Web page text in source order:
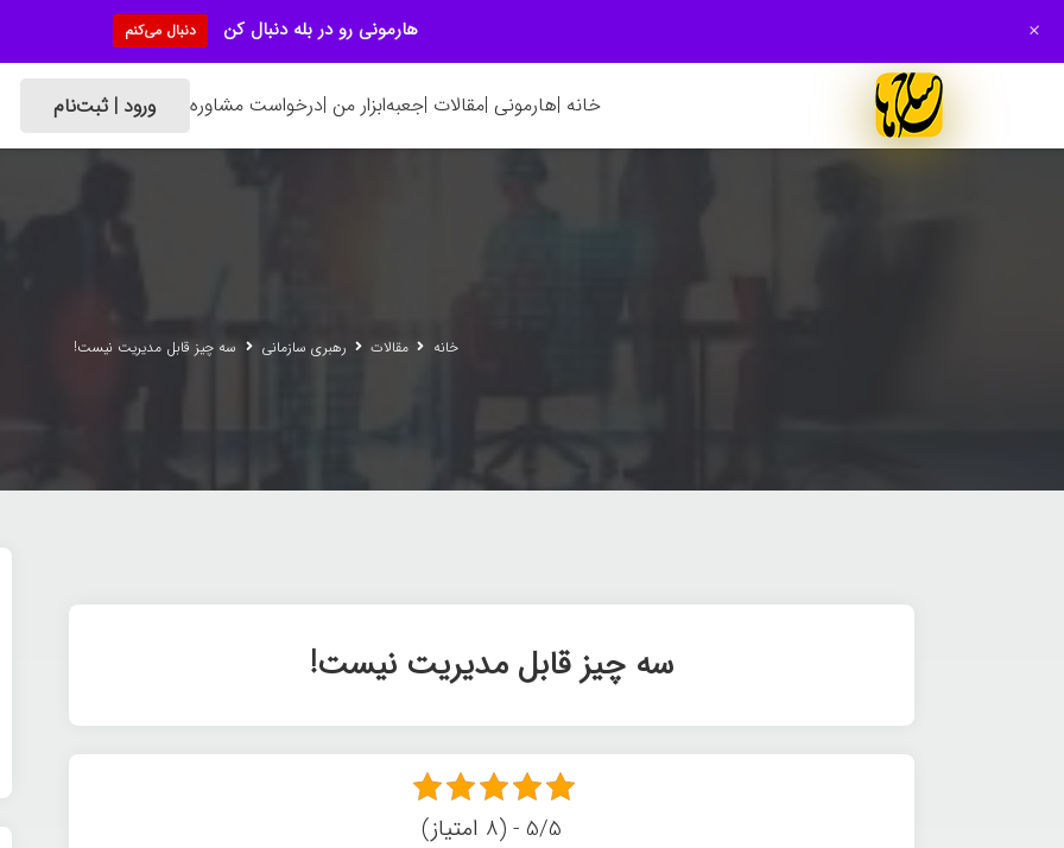
خانه |هارمونی |مقالات |جعبه‌ابزار من |درخواست مشاوره ورود | ثبت‌نام
خانه مقالات رهبری سازمانی سه چیز قابل مدیریت نیست!
سه چیز قابل مدیریت نیست!
5/5 - (8 امتیاز)
هارمونی رو در بله دنبال کن دنبال می‌کنم +